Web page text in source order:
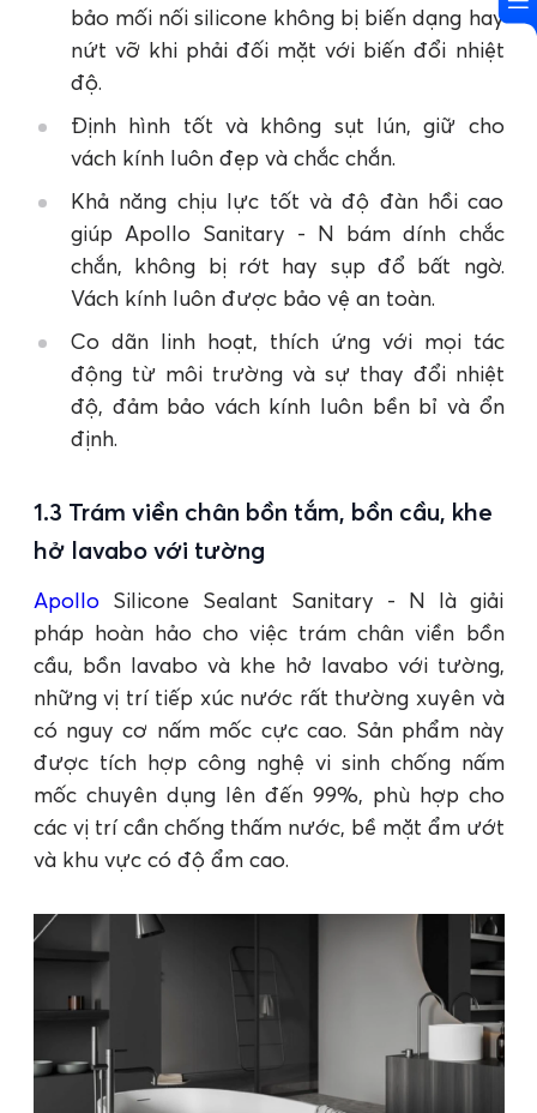
bảo mối nối silicone không bị biến dạng hay
nứt vỡ khi phải đối mặt với biến đổi nhiệt
độ.
Định hình tốt và không sụt lún, giữ cho
vách kính luôn đẹp và chắc chắn.
Khả năng chịu lực tốt và độ đàn hồi cao
giúp Apollo Sanitary - N bám dính chắc
chắn, không bị rớt hay sụp đổ bất ngờ.
Vách kính luôn được bảo vệ an toàn.
Co dãn linh hoạt, thích ứng với mọi tác
động từ môi trường và sự thay đổi nhiệt
độ, đảm bảo vách kính luôn bền bỉ và ổn
định.
1.3 Trám viền chân bồn tắm, bồn cầu, khe
hở lavabo với tường
ApolloSilicone Sealant Sanitary - N là giải
pháp hoàn hảo cho việc trám chân viền bồn
cầu, bồn lavabo và khe hở lavabo với tường,
những vị trí tiếp xúc nước rất thường xuyên và
có nguy cơ nấm mốc cực cao. Sản phẩm này
được tích hợp công nghệ vi sinh chống nấm
mốc chuyên dụng lên đến 99%, phù hợp cho
các vị trí cần chống thấm nước, bề mặt ẩm ướt
và khu vực có độ ẩm cao.